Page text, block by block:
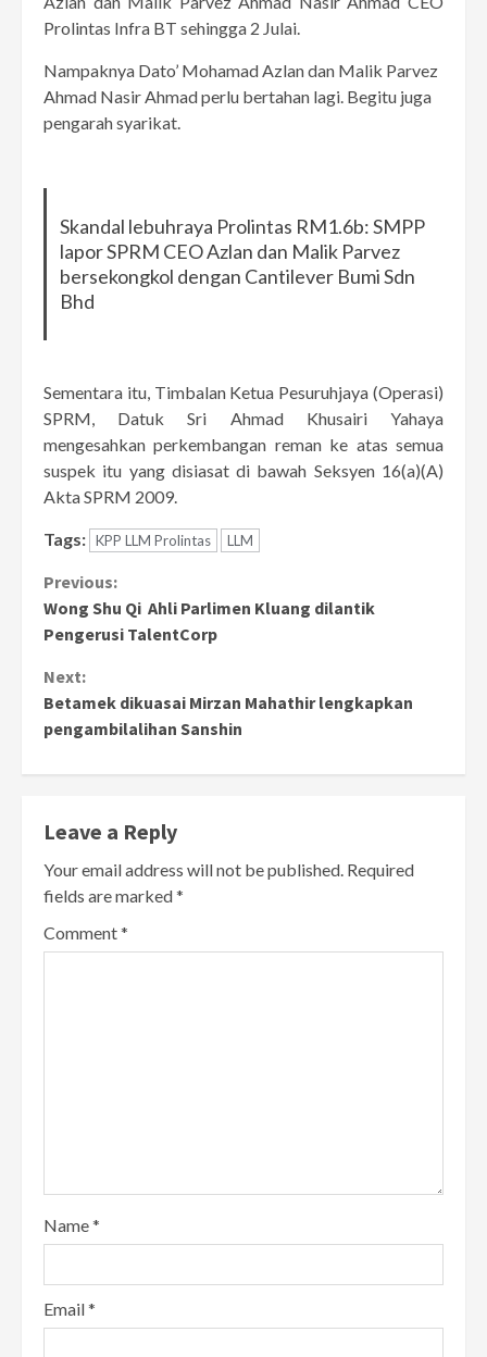
Prolintas Infra BT sehingga 2 Julai.
Nampaknya Dato’ Mohamad Azlan dan Malik Parvez
Ahmad Nasir Ahmad perlu bertahan lagi. Begitu juga
pengarah syarikat.
Skandal lebuhraya Prolintas RM1.6b: SMPP
lapor SPRM CEO Azlan dan Malik Parvez
bersekongkol dengan Cantilever Bumi Sdn
Bhd
Sementara itu, Timbalan Ketua Pesuruhjaya (Operasi)
SPRM, Datuk Sri Ahmad Khusairi Yahaya
mengesahkan perkembangan reman ke atas semua
suspek itu yang disiasat di bawah Seksyen 16(a)(A)
Akta SPRM 2009.
Tags: KPP LLM Prolintas LLM
Continue
Reading
Previous:
Wong Shu Qi Ahli Parlimen Kluang dilantik
Pengerusi TalentCorp
Next:
Betamek dikuasai Mirzan Mahathir lengkapkan
pengambilalihan Sanshin
Leave a Reply
Your email address will not be published. Required
fields are marked*
Comment*
Name*
Email*